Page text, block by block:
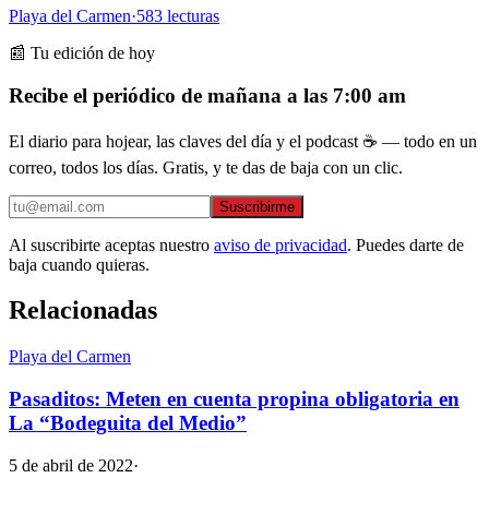
Playa del Carmen·583 lecturas
📰 Tu edición de hoy
Recibe el periódico de mañana a las 7:00 am
El diario para hojear, las claves del día y el podcast ☕ — todo en un
correo, todos los días. Gratis, y te das de baja con un clic.
Suscribirme
Al suscribirte aceptas nuestro aviso de privacidad. Puedes darte de
baja cuando quieras.
Relacionadas
Playa del Carmen
Pasaditos: Meten en cuenta propina obligatoria en
La “Bodeguita del Medio”
5 de abril de 2022·